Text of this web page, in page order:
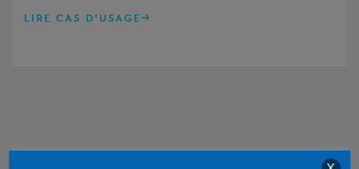
LIRE CAS D'USAGE